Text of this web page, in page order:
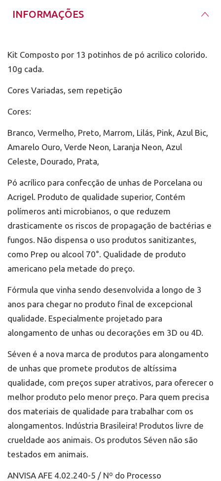
INFORMAÇÕES
Kit Composto por 13 potinhos de pó acrilico colorido.
10g cada.
Cores Variadas, sem repetição
Cores:
Branco, Vermelho, Preto, Marrom, Lilás, Pink, Azul Bic,
Amarelo Ouro, Verde Neon, Laranja Neon, Azul
Celeste, Dourado, Prata,
Pó acrílico para confecção de unhas de Porcelana ou
Acrigel. Produto de qualidade superior, Contém
polímeros anti microbianos, o que reduzem
drasticamente os riscos de propagação de bactérias e
fungos. Não dispensa o uso produtos sanitizantes,
como Prep ou alcool 70°. Qualidade de produto
americano pela metade do preço.
Fórmula que vinha sendo desenvolvida a longo de 3
anos para chegar no produto final de excepcional
qualidade. Especialmente projetado para
alongamento de unhas ou decorações em 3D ou 4D.
Séven é a nova marca de produtos para alongamento
de unhas que promete produtos de altíssima
qualidade, com preços super atrativos, para oferecer o
melhor produto pelo menor preço. Para quem precisa
dos materiais de qualidade para trabalhar com os
alongamentos. Indústria Brasileira! Produtos livre de
crueldade aos animais. Os produtos Séven não são
testados em animais.
ANVISA AFE 4.02.240-5 / Nº do Processo